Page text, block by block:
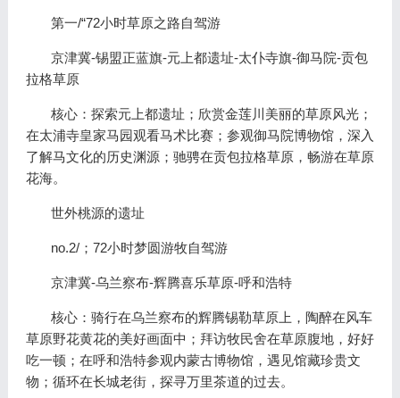
第一/“72小时草原之路自驾游
京津冀-锡盟正蓝旗-元上都遗址-太仆寺旗-御马院-贡包
拉格草原
核心：探索元上都遗址；欣赏金莲川美丽的草原风光；
在太浦寺皇家马园观看马术比赛；参观御马院博物馆，深入
了解马文化的历史渊源；驰骋在贡包拉格草原，畅游在草原
花海。
世外桃源的遗址
no.2/；72小时梦圆游牧自驾游
京津冀-乌兰察布-辉腾喜乐草原-呼和浩特
核心：骑行在乌兰察布的辉腾锡勒草原上，陶醉在风车
草原野花黄花的美好画面中；拜访牧民舍在草原腹地，好好
吃一顿；在呼和浩特参观内蒙古博物馆，遇见馆藏珍贵文
物；循环在长城老街，探寻万里茶道的过去。